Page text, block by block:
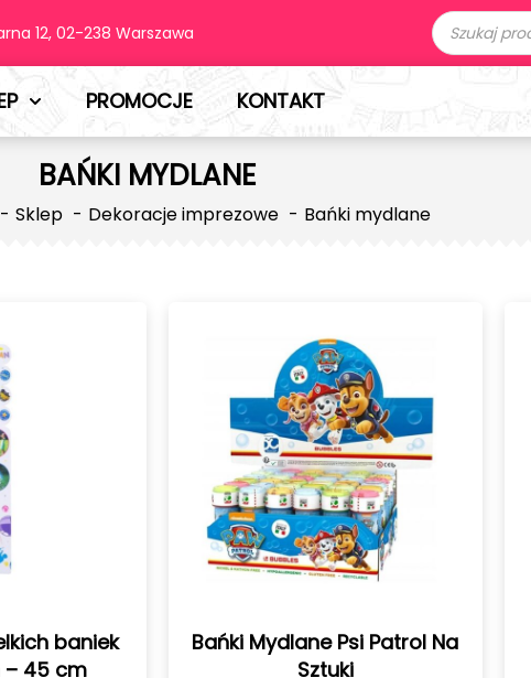
12, 02-238 Warszawa
PROMOCJE KONTAKT
BAŃKI MYDLANE
Sklep Dekoracje imprezowe Bańki mydlane
baniek
45 cm
Bańki Mydlane Psi Patrol Na
Sztuki